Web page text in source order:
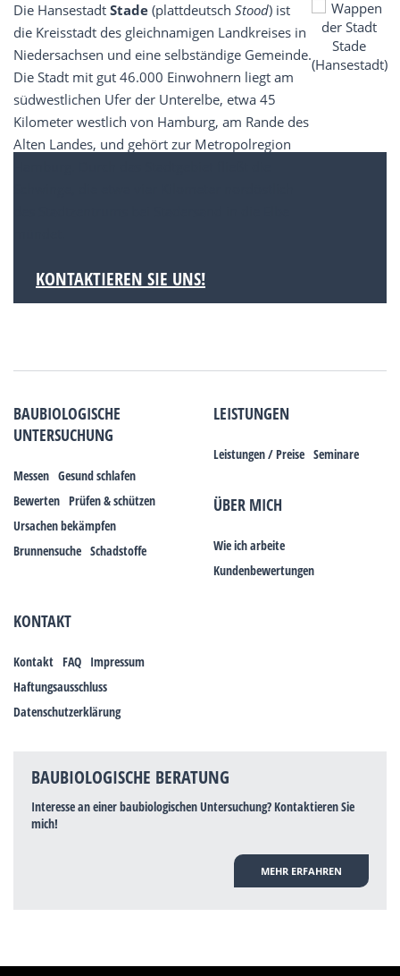
Die Hansestadt Stade (plattdeutsch Stood) ist
die Kreisstadt des gleichnamigen Landkreises in
Niedersachsen und eine selbständige Gemeinde.
Die Stadt mit gut 46.000 Einwohnern liegt am
südwestlichen Ufer der Unterelbe, etwa 45
Kilometer westlich von Hamburg, am Rande des
Alten Landes, und gehört zur Metropolregion
KONTAKTIEREN SIE UNS!
BAUBIOLOGISCHE
UNTERSUCHUNG
Messen Gesund schlafen
Bewerten Prüfen & schützen
Ursachen bekämpfen
Brunnensuche Schadstoffe
LEISTUNGEN
Leistungen / Preise Seminare
ÜBER MICH
Wie ich arbeite
Kundenbewertungen
KONTAKT
Kontakt FAQ Impressum
Haftungsausschluss
Datenschutzerklärung
BAUBIOLOGISCHE BERATUNG
Interesse an einer baubiologischen Untersuchung? Kontaktieren Sie
mich!
MEHR ERFAHREN